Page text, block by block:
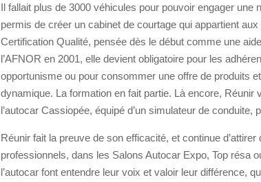
Il fallait plus de 3000 véhicules pour pouvoir engager
permis de créer un cabinet de courtage qui appartient
Certification Qualité, pensée dès le début comme une
l’AFNOR en 2001, elle devient obligatoire pour les
opportunisme ou pour consommer une offre de produits
dynamique. La formation en fait partie. Là encore, Réunir
l’autocar Cassiopée, équipé d’un simulateur de
Réunir fait la preuve de son efficacité, et continue
professionnels, dans les Salons Autocar Expo, Top résa
l’autocar font entendre leur voix et valoir leur différence,